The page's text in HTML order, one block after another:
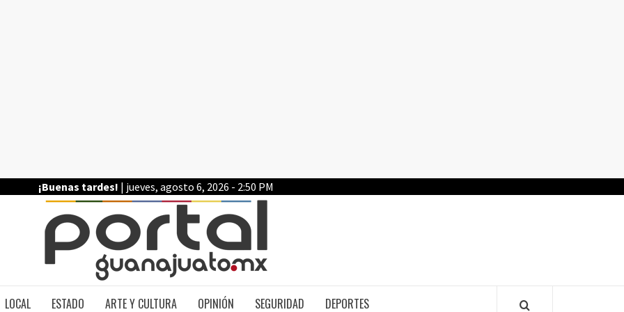
¡Buenas tardes! | jueves, agosto 6, 2026 - 2:50 PM
LOCAL ESTADO ARTE Y CULTURA OPINIÓN SEGURIDAD DEPORTES